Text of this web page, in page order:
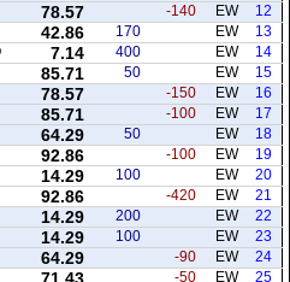
12
EW
-140
78.57
13
EW
170
42.86
14
EW
400
7.14
15
EW
50
85.71
16
EW
-150
78.57
17
EW
-100
85.71
18
EW
50
64.29
19
EW
-100
92.86
20
EW
100
14.29
21
EW
-420
92.86
22
EW
200
14.29
23
EW
100
14.29
24
EW
-90
64.29
25
EW
-50
71.43